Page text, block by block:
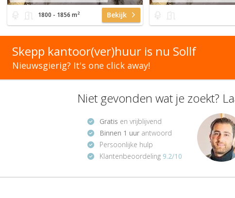
1800 - 1856 m2 Bekijk
Skepp kantoor(ver)huur is nu Sollf
Nieuwsgierig? It's one click away!
Niet gevonden wat je zoekt?
Gratis en vrijblijvend
Binnen 1 uurantwoord
Persoonlijke hulp
Klantenbeoordeling 9.2/10